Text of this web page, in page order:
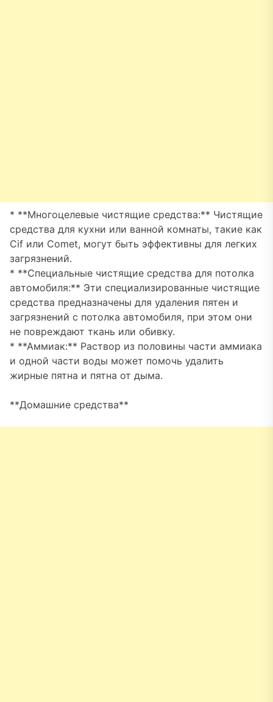
* **Многоцелевые чистящие средства:** Чистящие
средства для кухни или ванной комнаты, такие как
Cif или Comet, могут быть эффективны для легких
загрязнений.
* **Специальные чистящие средства для потолка
автомобиля:** Эти специализированные чистящие
средства предназначены для удаления пятен и
загрязнений с потолка автомобиля, при этом они
не повреждают ткань или обивку.
* **Аммиак:** Раствор из половины части аммиака
и одной части воды может помочь удалить
жирные пятна и пятна от дыма.
**Домашние средства**